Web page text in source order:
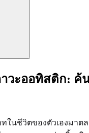
วะออทิสติก:
ในชีวิตของตัวเองมา